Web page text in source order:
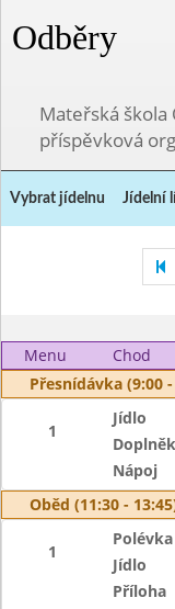
Odběry
Mateřská škola
příspěvková
Vybrat jídelnu Jídelní
Menu Chod
Přesnídávka (9:00
1
Jídlo
Doplněk
Nápoj
Oběd (11:30 -
1
Polévka
Jídlo
Příloha